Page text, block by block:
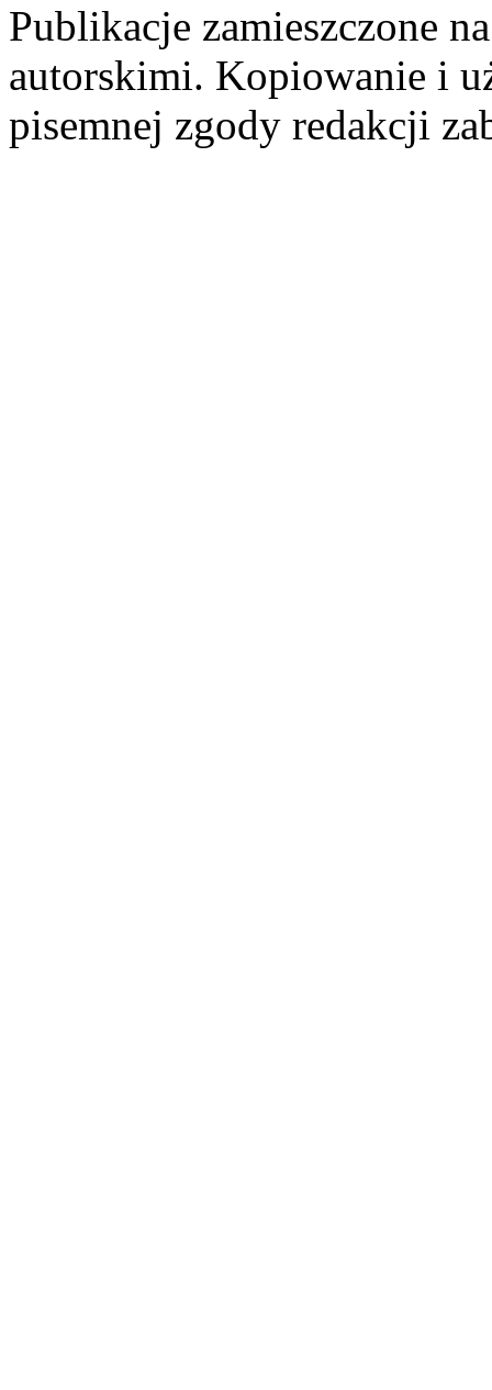
Publikacje zamieszczone
autorskimi. Kopiowanie i
pisemnej zgody redakcji